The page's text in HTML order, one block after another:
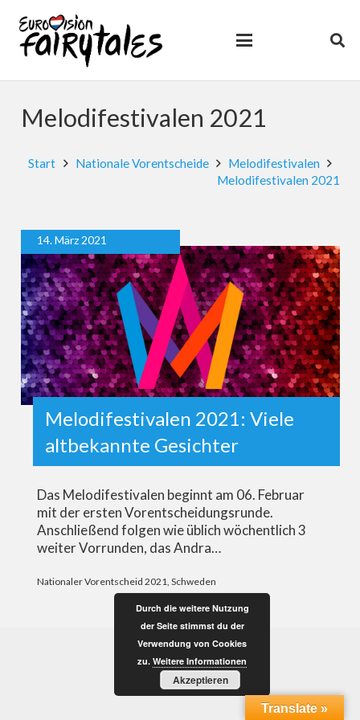
Melodifestivalen 2021
Start Nationale Vorentscheide
Melodifestivalen
Melodifestivalen 2021
14. März 2021
Melodifestivalen 2021: Viele
altbekannte Gesichter
Das Melodifestivalen beginnt am 06. Februar
mit der ersten Vorentscheidungsrunde.
Anschließend folgen wie üblich wöchentlich 3
weiter Vorrunden, das Andra…
Nationaler Vorentscheid 2021, Schweden
Translate »
Durch die weitere Nutzung
der Seite stimmst du der
Verwendung von Cookies
zu. Weitere Informationen
Akzeptieren